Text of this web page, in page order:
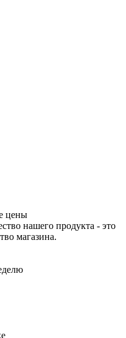
цены
нашего продукта - это
магазина.